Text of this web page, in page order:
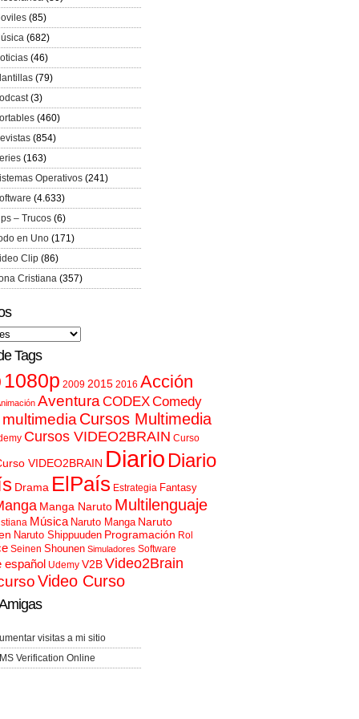
(85)
(682)
(46)
(79)
(3)
(460)
(854)
(163)
Operativos (241)
(4.633)
– Trucos (6)
en Uno (171)
Clip (86)
Cristiana (357)
Tags
1080p 2009 2015 2016 Acción
AventuraCODEXComedy
Cursos Multimedia
Cursos VIDEO2BRAIN Curso
VIDEO2BRAIN Diario Diario
Drama ElPaís Estrategia Fantasy
Manga Naruto Multilenguaje
Música Naruto Manga Naruto
Naruto Shippuuden Programación Rol
Seinen Shounen Simuladores Software
español Udemy V2BVideo2Brain
Video Curso
visitas a mi sitio
Verification Online